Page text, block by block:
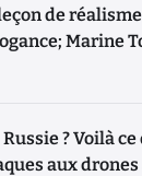
de
Marine
? Voilà
aux